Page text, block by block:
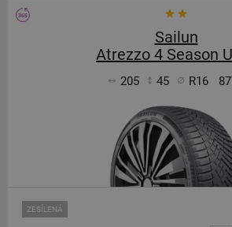
Sailun
Atrezzo 4 Season
205 45 R16
ZESÍLENÁ